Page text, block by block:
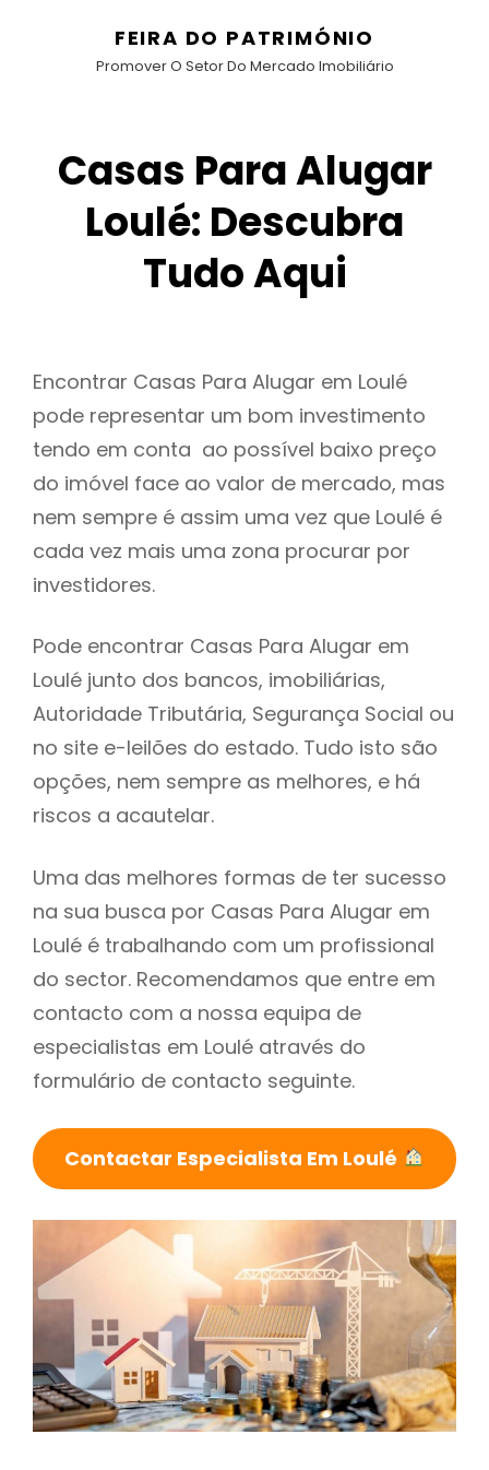
FEIRA DO PATRIMÓNIO
Promover O Setor Do Mercado Imobiliário
Casas Para Alugar
Loulé: Descubra
Tudo Aqui
Encontrar Casas Para Alugar em Loulé
pode representar um bom investimento
tendo em conta ao possível baixo preço
do imóvel face ao valor de mercado, mas
nem sempre é assim uma vez que Loulé é
cada vez mais uma zona procurar por
investidores.
Pode encontrar Casas Para Alugar em
Loulé junto dos bancos, imobiliárias,
Autoridade Tributária, Segurança Social ou
no site e-leilões do estado. Tudo isto são
opções, nem sempre as melhores, e há
riscos a acautelar.
Uma das melhores formas de ter sucesso
na sua busca por Casas Para Alugar em
Loulé é trabalhando com um profissional
do sector. Recomendamos que entre em
contacto com a nossa equipa de
especialistas em Loulé através do
formulário de contacto seguinte.
Contactar Especialista Em Loulé